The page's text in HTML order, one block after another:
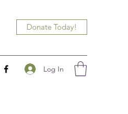
Donate Today!
Log In